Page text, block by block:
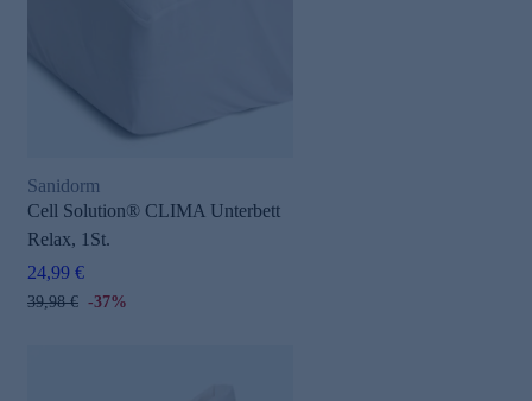
Sanidorm
Cell Solution® CLIMA Unterbett
Relax, 1St.
24,99 €
39,98 € -37%